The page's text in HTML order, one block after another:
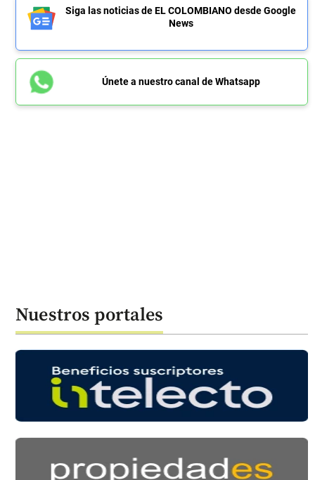
Siga las noticias de EL COLOMBIANO desde Google
News
Únete a nuestro canal de Whatsapp
Nuestros portales